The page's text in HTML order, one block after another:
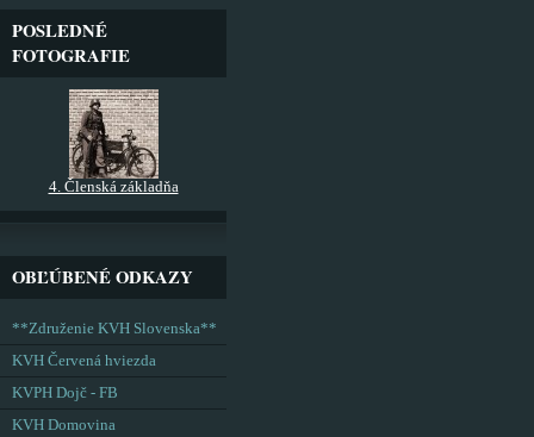
POSLEDNÉ
FOTOGRAFIE
4. Členská základňa
OBĽÚBENÉ ODKAZY
**Združenie KVH Slovenska**
KVH Červená hviezda
KVPH Dojč - FB
KVH Domovina